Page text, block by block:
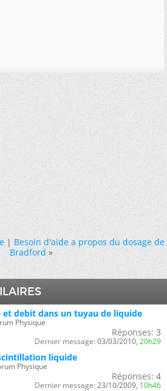
|Besoin d'aide a propos du dosage de
Bradford »
debit dans un tuyau de liquide
Physique
Réponses: 3
Dernier message: 03/03/2010, 20h29
liquide
Physique
Réponses: 4
Dernier message: 23/10/2009, 10h46